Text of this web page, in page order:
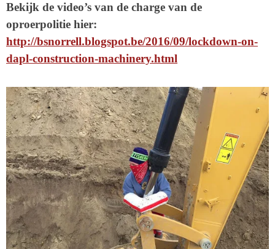
Bekijk de video’s van de charge van de
oproerpolitie hier:
http://bsnorrell.blogspot.be/2016/09/lockdown-on-
dapl-construction-machinery.html